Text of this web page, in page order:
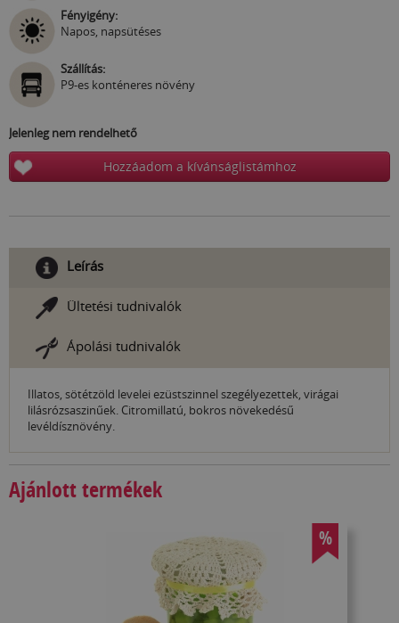
Fényigény:
Napos, napsütéses
Szállítás:
P9-es konténeres növény
Jelenleg nem rendelhető
Hozzáadom a kívánságlistámhoz
Leírás
Ültetési tudnivalók
Ápolási tudnivalók
Illatos, sötétzöld levelei ezüstszinnel szegélyezettek, virágai
lilásrózsaszinűek. Citromillatú, bokros növekedésű
levéldísznövény.
Ajánlott termékek
%